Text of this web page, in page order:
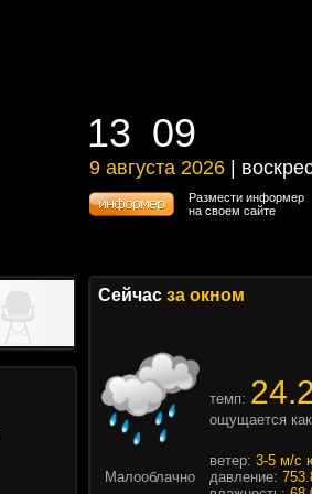
13 09
13 09
9 августа 2026 |
9 августа 2026 |
Размести информер
на своем сайте
Сейчас за окном
темп:
ощущается
Малооблачно
ветер: 3-5 м/с
давление: